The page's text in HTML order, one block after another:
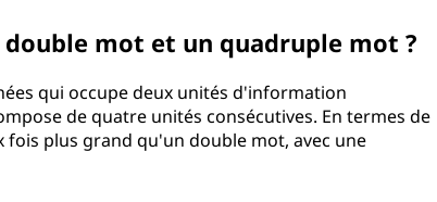
mot et un quadruple mot ?
qui occupe deux unités d'information
de quatre unités consécutives. En termes de
plus grand qu'un double mot, avec une